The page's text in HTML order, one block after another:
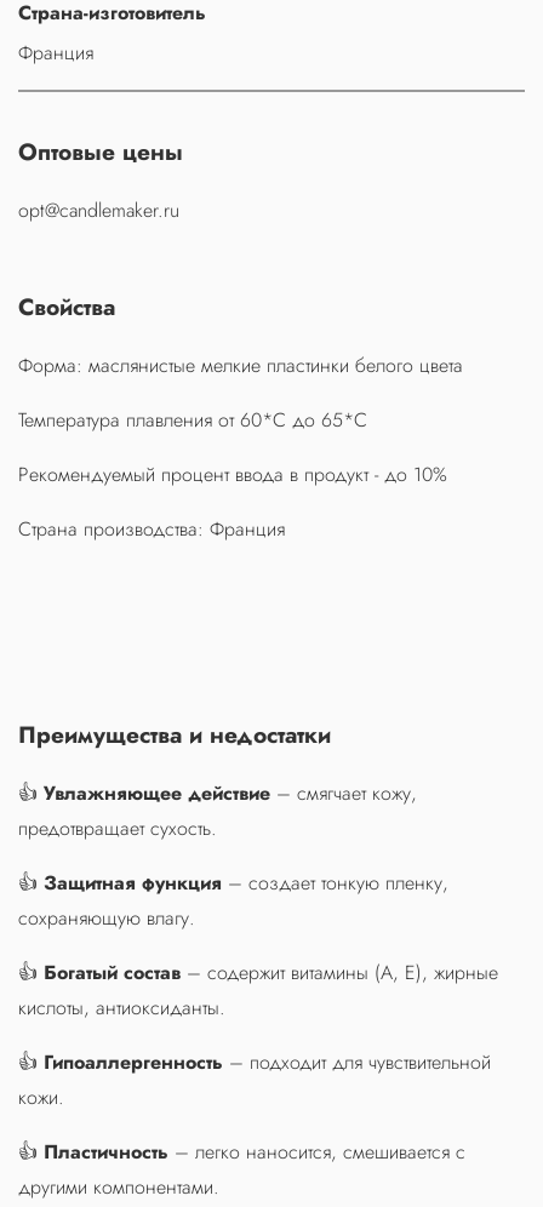
Страна-изготовитель
Франция
Оптовые цены
opt@candlemaker.ru
Свойства
Форма: маслянистые мелкие пластинки белого цвета
Температура плавления от 60*С до 65*С
Рекомендуемый процент ввода в продукт - до 10%
Страна производства: Франция
Преимущества и недостатки
👍 Увлажняющее действие – смягчает кожу,
предотвращает сухость.
👍 Защитная функция – создает тонкую пленку,
сохраняющую влагу.
👍 Богатый состав – содержит витамины (A, E), жирные
кислоты, антиоксиданты.
👍 Гипоаллергенность – подходит для чувствительной
кожи.
👍 Пластичность – легко наносится, смешивается с
другими компонентами.